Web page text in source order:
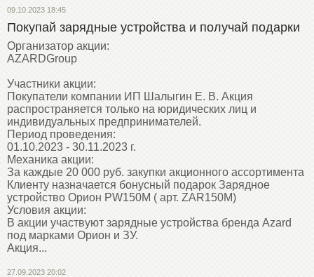
09.10.2023 18:45
Покупай зарядные устройства и получай подарки
Организатор акции:
AZARDGroup
Участники акции:
Покупатели компании ИП Шалыгин Е. В. Акция
распространяется только на юридических лиц и
индивидуальных предпринимателей.
Период проведения:
01.10.2023 - 30.11.2023 г.
Механика акции:
За каждые 20 000 руб. закупки акционного ассортимента
Клиенту назначается бонусный подарок Зарядное
устройство Орион PW150M ( арт. ZAR150M)
Условия акции:
В акции участвуют зарядные устройства бренда Azard
под марками Орион и ЗУ.
Акция...
27.09.2023 20:02